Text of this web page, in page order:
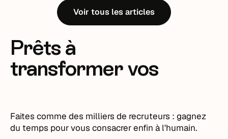
Voir tous les articles
Prêts à
transformer vos
Faites comme des milliers de recruteurs : gagnez
du temps pour vous consacrer enfin à l'humain.